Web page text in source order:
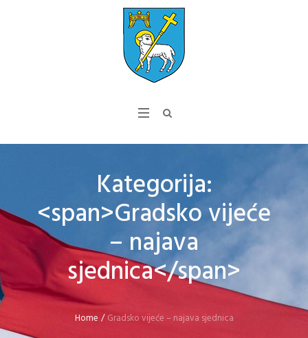
Kategorija:
<span>Gradsko vijeće
– najava
sjednica</span>
Home /Gradsko vijeće – najava sjednica